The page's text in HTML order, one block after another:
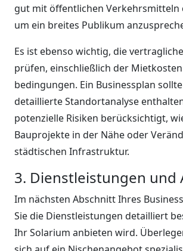
gut mit öffentlichen Verkehrsmitteln
um ein breites Publikum
Es ist ebenso wichtig, die
prüfen, einschließlich der
bedingungen. Ein Businessplan
detaillierte Standortanalyse
potenzielle Risiken berücksichtigt,
Bauprojekte in der Nähe oder
städtischen Infrastruktur.
3. Dienstleistungen und
Im nächsten Abschnitt Ihres
Sie die Dienstleistungen detailliert
Ihr Solarium anbieten wird.